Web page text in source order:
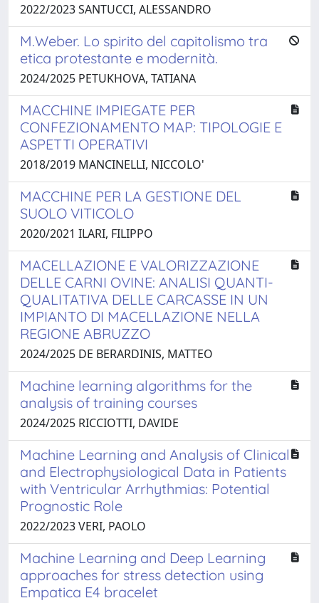
2022/2023 SANTUCCI, ALESSANDRO
M.Weber. Lo spirito del capitolismo tra
etica protestante e modernità.
2024/2025 PETUKHOVA, TATIANA
MACCHINE IMPIEGATE PER
CONFEZIONAMENTO MAP: TIPOLOGIE E
ASPETTI OPERATIVI
2018/2019 MANCINELLI, NICCOLO'
MACCHINE PER LA GESTIONE DEL
SUOLO VITICOLO
2020/2021 ILARI, FILIPPO
MACELLAZIONE E VALORIZZAZIONE
DELLE CARNI OVINE: ANALISI QUANTI-
QUALITATIVA DELLE CARCASSE IN UN
IMPIANTO DI MACELLAZIONE NELLA
REGIONE ABRUZZO
2024/2025 DE BERARDINIS, MATTEO
Machine learning algorithms for the
analysis of training courses
2024/2025 RICCIOTTI, DAVIDE
Machine Learning and Analysis of Clinical
and Electrophysiological Data in Patients
with Ventricular Arrhythmias: Potential
Prognostic Role
2022/2023 VERI, PAOLO
Machine Learning and Deep Learning
approaches for stress detection using
Empatica E4 bracelet